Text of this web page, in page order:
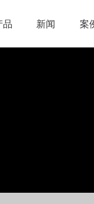
品 新闻 案